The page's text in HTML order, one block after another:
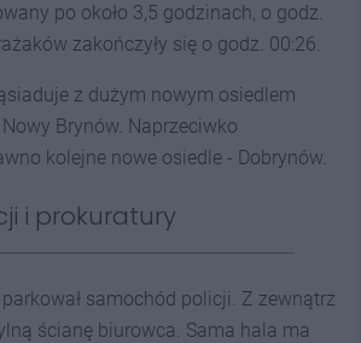
po około 3,5 godzinach, o godz.
zakończyły się o godz. 00:26.
z dużym nowym osiedlem
Brynów. Naprzeciwko
kolejne nowe osiedle - Dobrynów.
i prokuratury
samochód policji. Z zewnątrz
ścianę biurowca. Sama hala ma